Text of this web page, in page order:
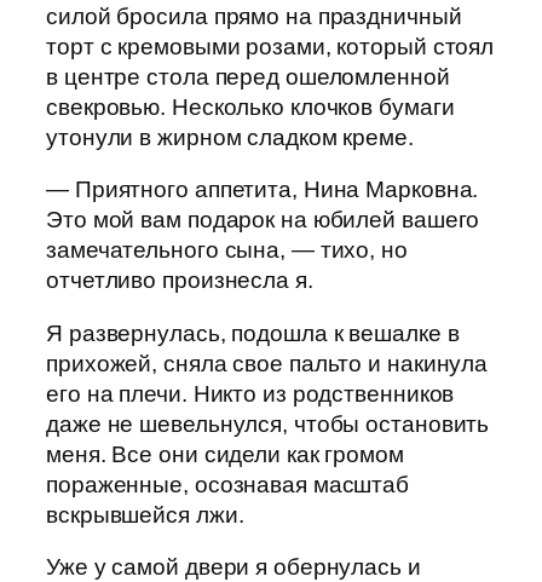
силой бросила прямо на праздничный
торт с кремовыми розами, который стоял
в центре стола перед ошеломленной
свекровью. Несколько клочков бумаги
утонули в жирном сладком креме.
— Приятного аппетита, Нина Марковна.
Это мой вам подарок на юбилей вашего
замечательного сына, — тихо, но
отчетливо произнесла я.
Я развернулась, подошла к вешалке в
прихожей, сняла свое пальто и накинула
его на плечи. Никто из родственников
даже не шевельнулся, чтобы остановить
меня. Все они сидели как громом
пораженные, осознавая масштаб
вскрывшейся лжи.
Уже у самой двери я обернулась и